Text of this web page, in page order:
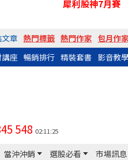
犀利股神7月賽
章 熱門標籤 熱門作家 包月作
座 暢銷排行 精裝套書 影音教
548 02:11:25
當沖沖銷 選股必看
市場訊息